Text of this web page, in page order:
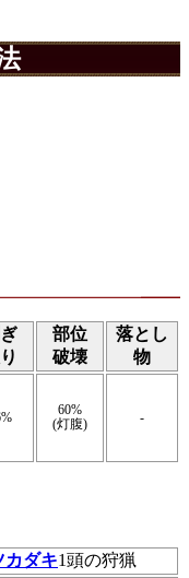
部位
破壊
落とし
物
60%
(灯腹)
-
カダキ1頭の狩猟